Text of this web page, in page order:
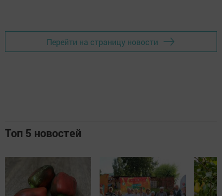
Перейти на страницу новости
Топ 5 новостей